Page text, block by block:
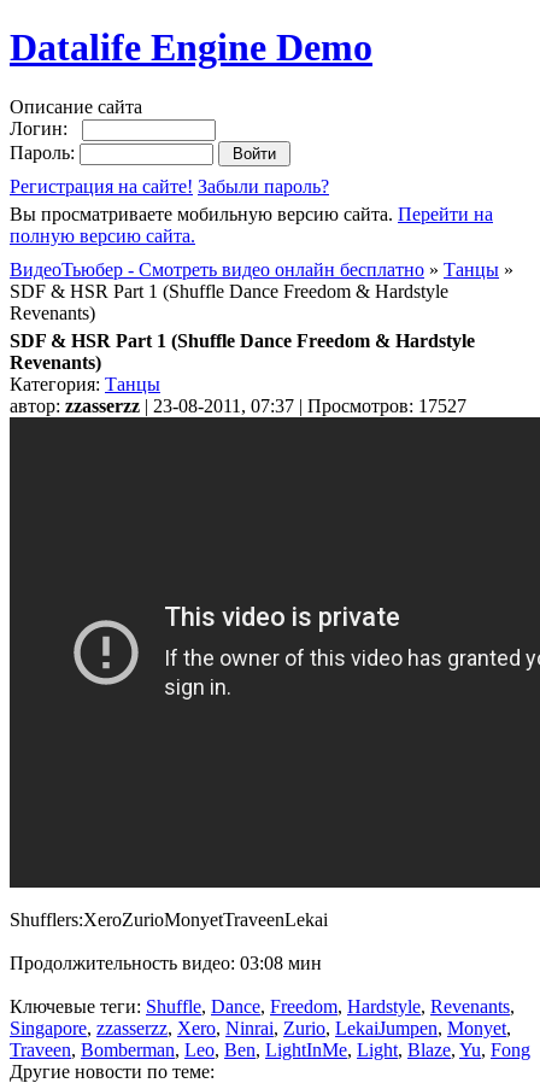
Datalife Engine Demo
Описание сайта
Логин:
Пароль:
Регистрация на сайте! Забыли пароль?
Вы просматриваете мобильную версию сайта. Перейти на
полную версию сайта.
ВидеоТьюбер - Смотреть видео онлайн бесплатно » Танцы »
SDF & HSR Part 1 (Shuffle Dance Freedom & Hardstyle
Revenants)
SDF & HSR Part 1 (Shuffle Dance Freedom & Hardstyle
Revenants)
Категория: Танцы
автор: zzasserzz | 23-08-2011, 07:37 | Просмотров: 17527
Shufflers:XeroZurioMonyetTraveenLekai
Продолжительность видео: 03:08 мин
Ключевые теги: Shuffle, Dance, Freedom, Hardstyle, Revenants,
Singapore, zzasserzz, Xero, Ninrai, Zurio, LekaiJumpen, Monyet,
Traveen, Bomberman, Leo, Ben, LightInMe, Light, Blaze, Yu, Fong
Другие новости по теме: